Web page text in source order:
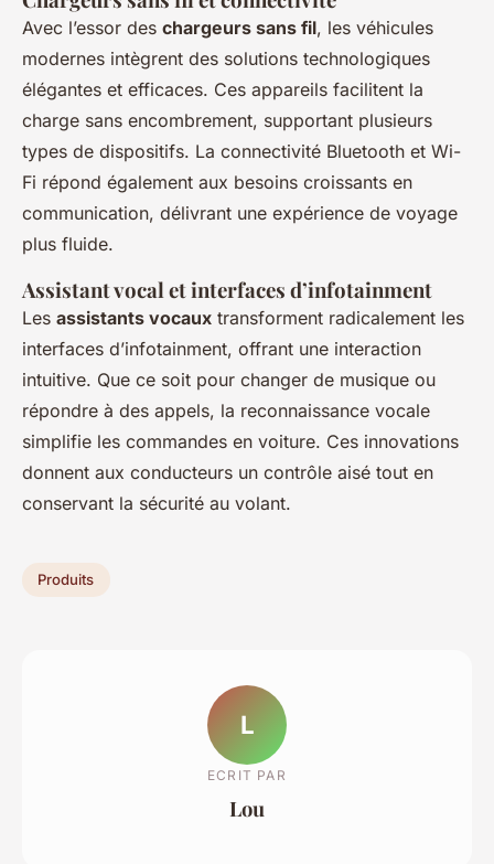
Avec l’essor des chargeurs sans fil, les véhicules
modernes intègrent des solutions technologiques
élégantes et efficaces. Ces appareils facilitent la
charge sans encombrement, supportant plusieurs
types de dispositifs. La connectivité Bluetooth et Wi-
Fi répond également aux besoins croissants en
communication, délivrant une expérience de voyage
plus fluide.
Assistant vocal et interfaces d’infotainment
Les assistants vocaux transforment radicalement les
interfaces d’infotainment, offrant une interaction
intuitive. Que ce soit pour changer de musique ou
répondre à des appels, la reconnaissance vocale
simplifie les commandes en voiture. Ces innovations
donnent aux conducteurs un contrôle aisé tout en
conservant la sécurité au volant.
Produits
L
ECRIT PAR
Lou